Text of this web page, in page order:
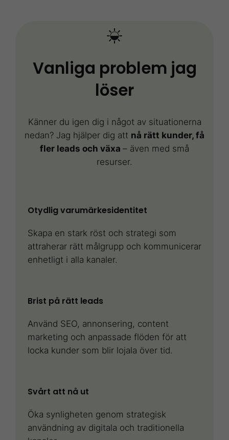
Vanliga problem jag
löser
Känner du igen dig i något av situationerna
nedan? Jag hjälper dig att nå rätt kunder, få
fler leads och växa – även med små
resurser.
Otydlig varumärkesidentitet
Skapa en stark röst och strategi som
attraherar rätt målgrupp och kommunicerar
enhetligt i alla kanaler.
Brist på rätt leads
Använd SEO, annonsering, content
marketing och anpassade flöden för att
locka kunder som blir lojala över tid.
Svårt att nå ut
Öka synligheten genom strategisk
användning av digitala och traditionella